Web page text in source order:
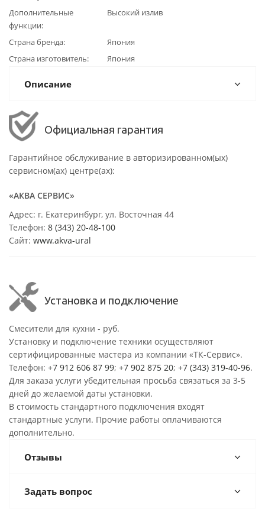
Дополнительные
функции
Высокий излив
Страна бренда
Япония
Страна изготовитель
Япония
Описание
Официальная гарантия
Гарантийное обслуживание в авторизированном(ых)
сервисном(ах) центре(ах):
«АКВА СЕРВИС»
Адрес: г. Екатеринбург, ул. Восточная 44
Телефон: 8 (343) 20-48-100
Сайт: www.akva-ural
Установка и подключение
Смесители для кухни - руб.
Установку и подключение техники осуществляют
сертифицированные мастера из компании «ТК-Сервис».
Телефон: +7 912 606 87 99; +7 902 875 20; +7 (343) 319-40-96.
Для заказа услуги убедительная просьба связаться за 3-5
дней до желаемой даты установки.
В стоимость стандартного подключения входят
стандартные услуги. Прочие работы оплачиваются
дополнительно.
Отзывы
Задать вопрос